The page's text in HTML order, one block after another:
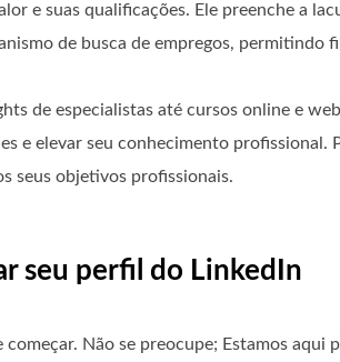
e suas qualificações. Ele preenche a
de busca de empregos, permitindo
de especialistas até cursos online e
e elevar seu conhecimento profissional.
seus objetivos profissionais.
seu perfil do LinkedIn
Não se preocupe; Estamos aqui